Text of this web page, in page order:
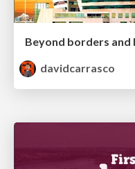
davidcarrasco